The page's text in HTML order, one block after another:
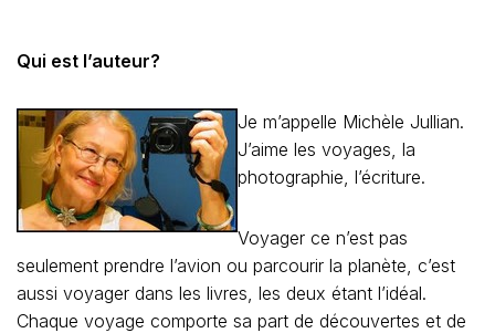
Qui est l’auteur?
Je m’appelle Michèle Jullian.
J’aime les voyages, la
photographie, l’écriture.
Voyager ce n’est pas
seulement prendre l’avion ou parcourir la planète, c’est
aussi voyager dans les livres, les deux étant l’idéal.
Chaque voyage comporte sa part de découvertes et de